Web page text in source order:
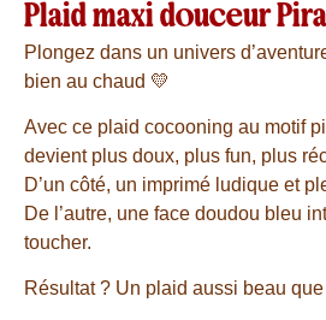
Plaid maxi douceur
Plongez dans un univers
bien au chaud 💛
Avec ce plaid cocooning au motif
devient plus doux, plus fun, plus
D’un côté, un imprimé ludique et
De l’autre, une face doudou bleu
toucher.
Résultat ? Un plaid aussi beau